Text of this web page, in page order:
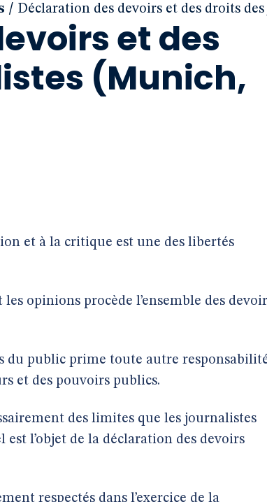
/ Déclaration des devoirs et des droits
et des
(Munich,
et à la critique est une des libertés
opinions procède l’ensemble des
du public prime toute autre
et des pouvoirs publics.
des limites que les journalistes
est l’objet de la déclaration des devoirs
respectés dans l’exercice de la